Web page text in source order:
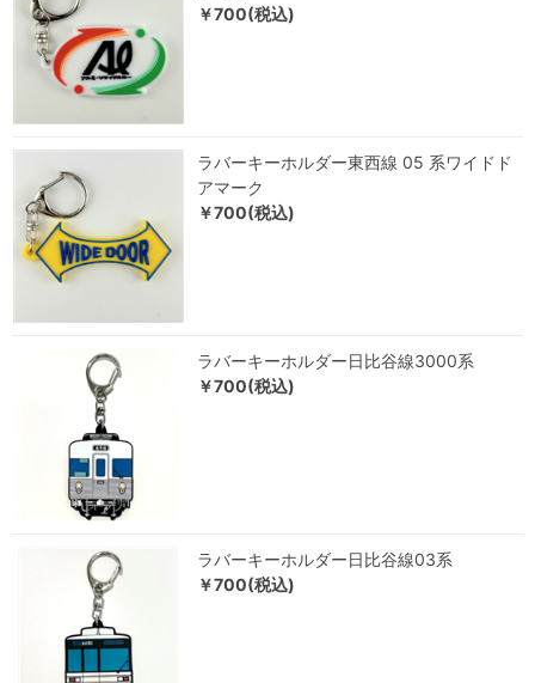
￥700(税込)
ラバーキーホルダー東西線 05 系ワイドド
アマーク
￥700(税込)
ラバーキーホルダー日比谷線3000系
￥700(税込)
ラバーキーホルダー日比谷線03系
￥700(税込)